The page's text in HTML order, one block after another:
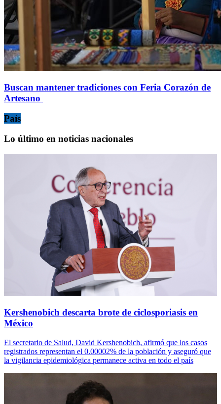
Buscan mantener tradiciones con Feria Corazón de
Artesano
País
Lo último en noticias nacionales
Kershenobich descarta brote de ciclosporiasis en
México
El secretario de Salud, David Kershenobich, afirmó que los casos
registrados representan el 0.00002% de la población y aseguró que
la vigilancia epidemiológica permanece activa en todo el país